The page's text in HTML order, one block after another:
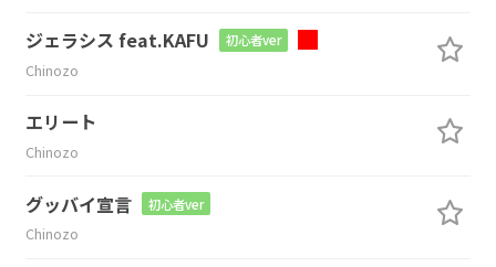
ジェラシス feat.KAFU 初心者ver
Chinozo
エリート
Chinozo
グッバイ宣言 初心者ver
Chinozo